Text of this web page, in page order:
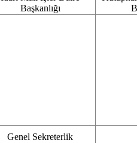
Başkanlığı
Genel Sekreterlik